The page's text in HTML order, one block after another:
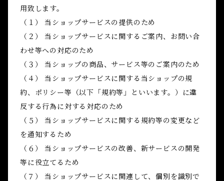
用致します。
（１） 当ショップサービスの提供のため
（２） 当ショップサービスに関するご案内、お問い合
わせ等への対応のため
（３） 当ショップの商品、サービス等のご案内のため
（４） 当ショップサービスに関する当ショップの規
約、ポリシー等（以下「規約等」といいます。）に違
反する行為に対する対応のため
（５） 当ショップサービスに関する規約等の変更など
を通知するため
（６） 当ショップサービスの改善、新サービスの開発
等に役立てるため
（７） 当ショップサービスに関連して、個別を識別で